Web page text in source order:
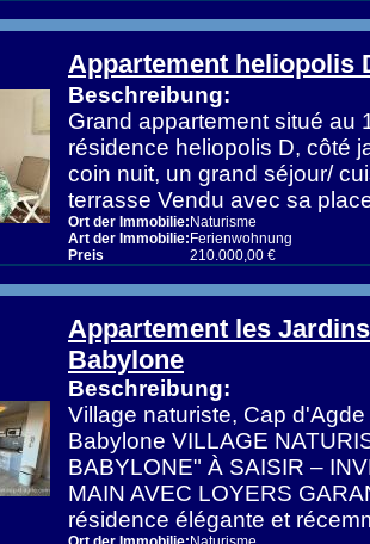
Appartement heliopolis
Beschreibung:
Grand appartement situé au
résidence heliopolis D, côté
coin nuit, un grand séjour/
terrasse Vendu avec sa
Ort der Immobilie: Naturisme
Art der Immobilie: Ferienwohnung
Preis
210.000,00 €
Appartement les
Babylone
Beschreibung:
Village naturiste, Cap
Babylone VILLAGE
BABYLONE" À SAISIR –
MAIN AVEC LOYERS
résidence élégante et